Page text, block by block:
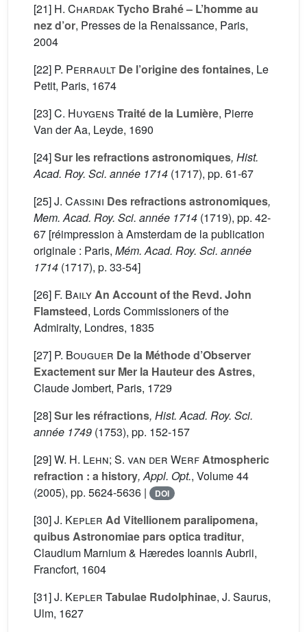
[21] H. ChardakTycho Brahé – L’homme au
nez d’or, Presses de la Renaissance, Paris,
2004
[22] P. Perrault De l’origine des fontaines, Le
Petit, Paris, 1674
[23]C. Huygens Traité de la Lumière, Pierre
Van der Aa, Leyde, 1690
[24]Sur les refractions astronomiques, Hist.
Acad. Roy. Sci. année 1714 (1717), pp. 61-67
[25]J. Cassini Des refractions astronomiques,
Mem. Acad. Roy. Sci. année 1714 (1719), pp. 42-
67 [réimpression à Amsterdam de la publication
originale : Paris, Mém. Acad. Roy. Sci. année
1714 (1717), p. 33-54]
[26] F. BailyAn Account of the Revd. John
Flamsteed, Lords Commissioners of the
Admiralty, Londres, 1835
[27] P. Bouguer De la Méthode d’Observer
Exactement sur Mer la Hauteur des Astres,
Claude Jombert, Paris, 1729
[28]Sur les réfractions, Hist. Acad. Roy. Sci.
année 1749 (1753), pp. 152-157
[29]W. H. Lehn; S. van der WerfAtmospheric
refraction : a history, Appl. Opt., Volume 44
(2005), pp. 5624-5636 |
DOI
[30]J. Kepler Ad Vitellionem paralipomena,
quibus Astronomiae pars optica traditur,
Claudium Marnium & Hæredes Ioannis Aubrii,
Francfort, 1604
[31]J. Kepler Tabulae Rudolphinae, J. Saurus,
Ulm, 1627